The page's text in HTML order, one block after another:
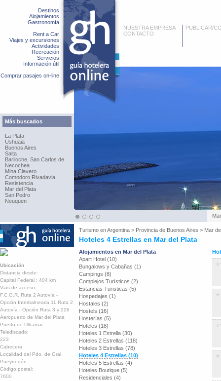
Destinos
Alojamientos
Gastronomía
Rent a Car
Viajes y excursiones
Actividades
Recreación
Servicios
Información útil
Comprar pasajes on-line
Más buscados
La Plata
Ushuaia
Buenos Aires
Salta
Bariloche, San Carlos de
Necochea
Mina Clavero
Comodoro Rivadavia
Resistencia
Mar del Plata
San Pedro
Neuquen
NUESTRA EMPRESA
CONTACTO
PUBLICAR/
Turismo enArgentina > Provincia de Buenos Aires > Mar
Hoteles 4 Estrellas en Mar del Plata
Ubicación
Distancia desde:
Capital Federal : 404 km
Vias de acceso:
F.C.G.R. Ruta 2 Autovía -
Opción Interbalnearia 11 Ruta 2
Autovía - Opción Ruta 3 y 226
Aeropuerto de Mar del Plata
Puerto de Ultramar
Telediscado:
223
Cabecera:
Localidad del Pdo. de Gral.
Pueyrredón
Código postal:
7600
Alojamientos en Mar del Plata
Apart Hotel (10)
Bungalows y Cabañas (1)
Campings (8)
Complejos Turísticos (2)
Estancias Turisticas (5)
Hospedajes (1)
Hostales (2)
Hostels (16)
Hosterías (5)
Hoteles (18)
Hoteles 1 Estrella (30)
Hoteles 2 Estrellas (118)
Hoteles 3 Estrellas (78)
Hoteles 4 Estrellas (10)
Hoteles 5 Estrellas (4)
Hoteles Boutique (5)
Residenciales (4)